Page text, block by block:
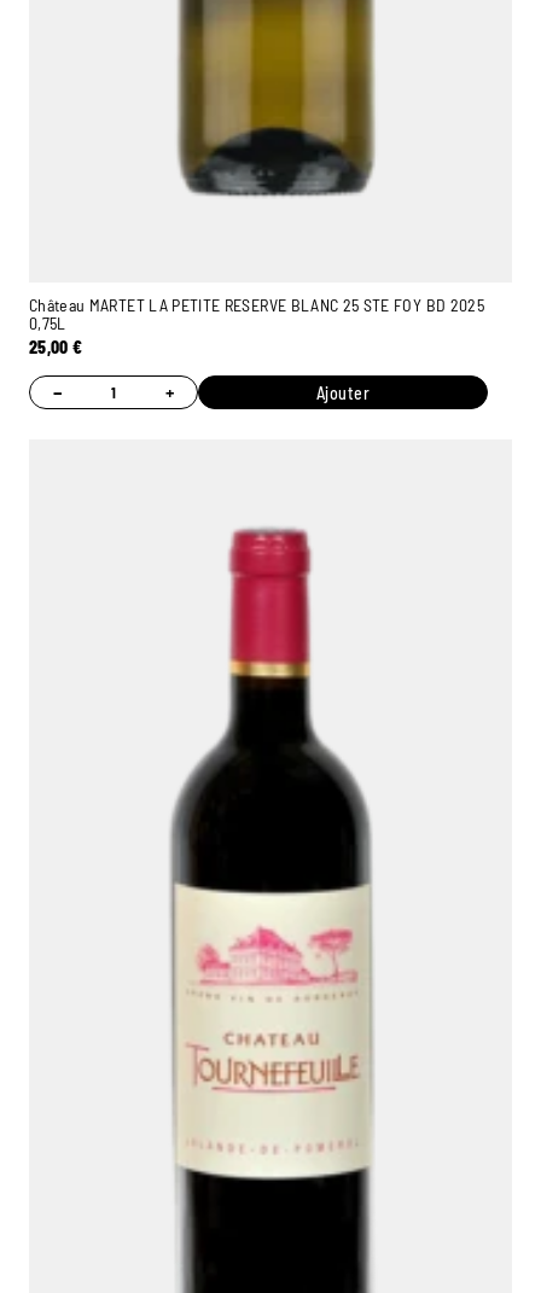
Château MARTET LA PETITE RESERVE BLANC 25 STE FOY BD 2025
0,75L
25,00€
− + Ajouter